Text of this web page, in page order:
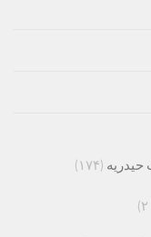
(۱۷۴)